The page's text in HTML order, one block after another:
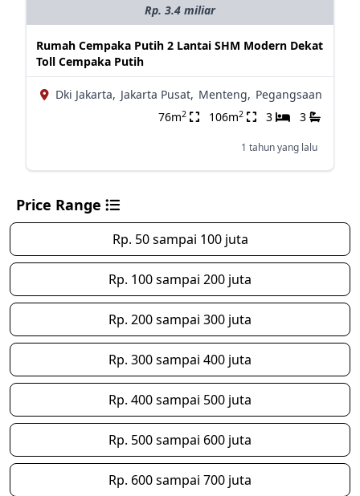
Rp. 3.4 miliar
Rumah Cempaka Putih 2 Lantai SHM Modern Dekat
Toll Cempaka Putih
Dki Jakarta, Jakarta Pusat, Menteng, Pegangsaan
76m2 106m2 3 3
1 tahun yang lalu
Price Range
Rp. 50 sampai 100 juta
Rp. 100 sampai 200 juta
Rp. 200 sampai 300 juta
Rp. 300 sampai 400 juta
Rp. 400 sampai 500 juta
Rp. 500 sampai 600 juta
Rp. 600 sampai 700 juta